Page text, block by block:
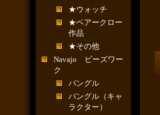
★ウォッチ
★ベアークロー
作品
★その他
Navajo ビーズワー
ク
バングル
バングル（キャ
ラクター）